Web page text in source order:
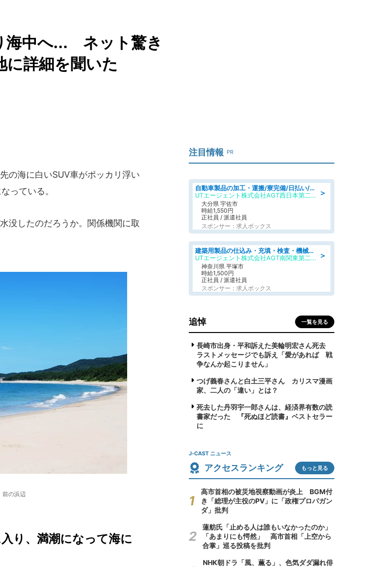
海中へ... ネット驚き
に詳細を聞いた
の海に白いSUV車がポッカリ浮い
っている。
没したのだろうか。関係機関に取
前の浜辺
り、満潮になって海に
注目情報 PR
＞
自動車製品の加工・運搬/寮完備/日払い/工場・製造
UTエージェント株式会社AGT西日本第二CU
大分県 宇佐市
時給1,550円
正社員 / 派遣社員
スポンサー：求人ボックス
＞
建築用製品の仕込み・充填・検査・機械操作/寮完備/日払い/工場・製造
UTエージェント株式会社AGT南関東第二CU
神奈川県 平塚市
時給1,500円
正社員 / 派遣社員
スポンサー：求人ボックス
追悼 一覧を見る
長崎市出身・平和訴えた美輪明宏さん死去
ラストメッセージでも訴え「愛があれば 戦
争なんか起こりません」
つげ義春さんと白土三平さん カリスマ漫画
家、二人の「違い」とは？
死去した丹羽宇一郎さんは、経済界有数の読
書家だった 『死ぬほど読書』ベストセラー
に
J-CAST ニュース
アクセスランキング もっと見る
高市首相の被災地視察動画が炎上 BGM付
き「総理が主役のPV」に「政権プロパガン
ダ」批判
蓮舫氏「止める人は誰もいなかったのか」
「あまりにも愕然」 高市首相「上空から
合掌」巡る投稿を批判
NHK朝ドラ「風、薫る」、色気ダダ漏れ俳